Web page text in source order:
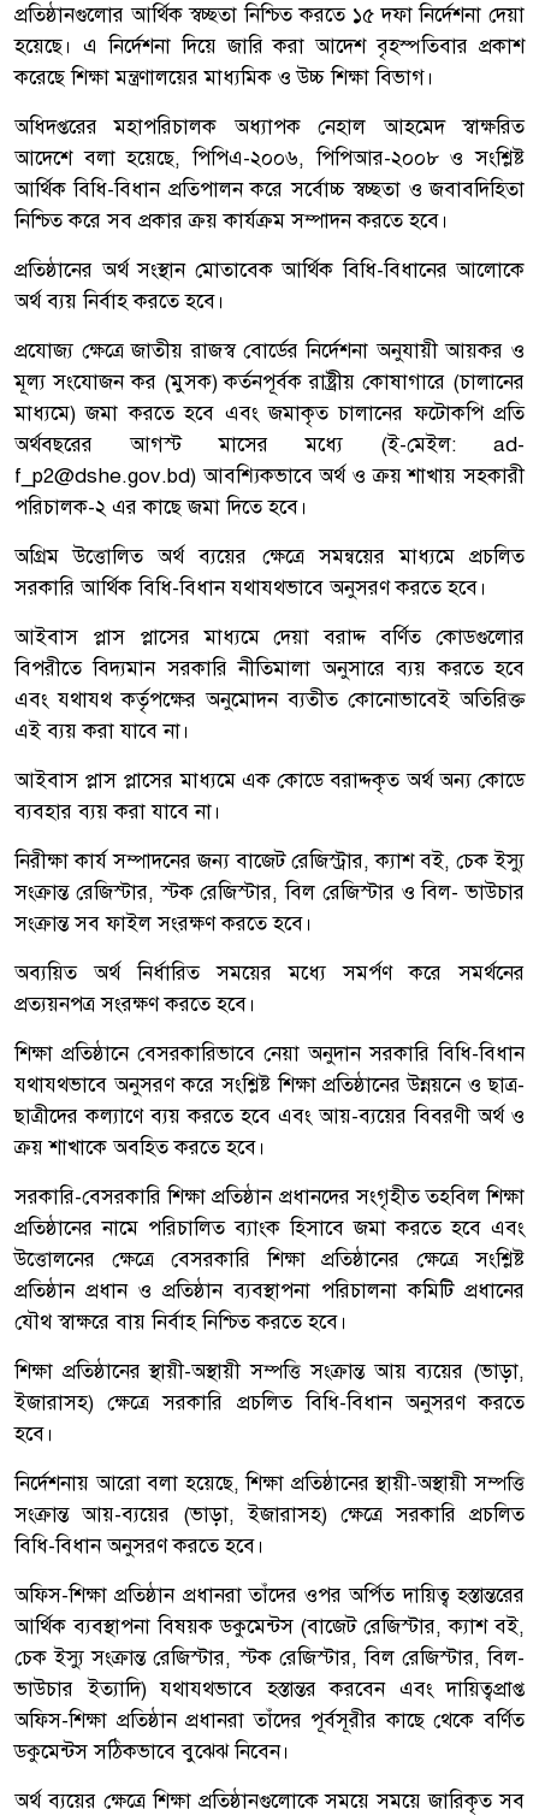
প্রতিষ্ঠানগুলোর আর্থিক স্বচ্ছতা নিশ্চিত করতে ১৫ দফা নির্দেশনা দেয়া
হয়েছে। এ নির্দেশনা দিয়ে জারি করা আদেশ বৃহস্পতিবার প্রকাশ
করেছে শিক্ষা মন্ত্রণালয়ের মাধ্যমিক ও উচ্চ শিক্ষা বিভাগ।
অধিদপ্তরের মহাপরিচালক অধ্যাপক নেহাল আহমেদ স্বাক্ষরিত
আদেশে বলা হয়েছে, পিপিএ-২০০৬, পিপিআর-২০০৮ ও সংশ্লিষ্ট
আর্থিক বিধি-বিধান প্রতিপালন করে সর্বোচ্চ স্বচ্ছতা ও জবাবদিহিতা
নিশ্চিত করে সব প্রকার ক্রয় কার্যক্রম সম্পাদন করতে হবে।
প্রতিষ্ঠানের অর্থ সংস্থান মোতাবেক আর্থিক বিধি-বিধানের আলোকে
অর্থ ব্যয় নির্বাহ করতে হবে।
প্রযোজ্য ক্ষেত্রে জাতীয় রাজস্ব বোর্ডের নির্দেশনা অনুযায়ী আয়কর ও
মূল্য সংযোজন কর (মুসক) কর্তনপূর্বক রাষ্ট্রীয় কোষাগারে (চালানের
মাধ্যমে) জমা করতে হবে এবং জমাকৃত চালানের ফটোকপি প্রতি
অর্থবছরের আগস্ট মাসের মধ্যে (ই-মেইল: ad-
f_p2@dshe.gov.bd) আবশ্যিকভাবে অর্থ ও ক্রয় শাখায় সহকারী
পরিচালক-২ এর কাছে জমা দিতে হবে।
অগ্রিম উত্তোলিত অর্থ ব্যয়ের ক্ষেত্রে সমন্বয়ের মাধ্যমে প্রচলিত
সরকারি আর্থিক বিধি-বিধান যথাযথভাবে অনুসরণ করতে হবে।
আইবাস প্লাস প্লাসের মাধ্যমে দেয়া বরাদ্দ বর্ণিত কোডগুলোর
বিপরীতে বিদ্যমান সরকারি নীতিমালা অনুসারে ব্যয় করতে হবে
এবং যথাযথ কর্তৃপক্ষের অনুমোদন ব্যতীত কোনোভাবেই অতিরিক্ত
এই ব্যয় করা যাবে না।
আইবাস প্লাস প্লাসের মাধ্যমে এক কোডে বরাদ্দকৃত অর্থ অন্য কোডে
ব্যবহার ব্যয় করা যাবে না।
নিরীক্ষা কার্য সম্পাদনের জন্য বাজেট রেজিস্ট্রার, ক্যাশ বই, চেক ইস্যু
সংক্রান্ত রেজিস্টার, স্টক রেজিস্টার, বিল রেজিস্টার ও বিল- ভাউচার
সংক্রান্ত সব ফাইল সংরক্ষণ করতে হবে।
অব্যয়িত অর্থ নির্ধারিত সময়ের মধ্যে সমর্পণ করে সমর্থনের
প্রত্যয়নপত্র সংরক্ষণ করতে হবে।
শিক্ষা প্রতিষ্ঠানে বেসরকারিভাবে নেয়া অনুদান সরকারি বিধি-বিধান
যথাযথভাবে অনুসরণ করে সংশ্লিষ্ট শিক্ষা প্রতিষ্ঠানের উন্নয়নে ও ছাত্র-
ছাত্রীদের কল্যাণে ব্যয় করতে হবে এবং আয়-ব্যয়ের বিবরণী অর্থ ও
ক্রয় শাখাকে অবহিত করতে হবে।
সরকারি-বেসরকারি শিক্ষা প্রতিষ্ঠান প্রধানদের সংগৃহীত তহবিল শিক্ষা
প্রতিষ্ঠানের নামে পরিচালিত ব্যাংক হিসাবে জমা করতে হবে এবং
উত্তোলনের ক্ষেত্রে বেসরকারি শিক্ষা প্রতিষ্ঠানের ক্ষেত্রে সংশ্লিষ্ট
প্রতিষ্ঠান প্রধান ও প্রতিষ্ঠান ব্যবস্থাপনা পরিচালনা কমিটি প্রধানের
যৌথ স্বাক্ষরে বায় নির্বাহ নিশ্চিত করতে হবে।
শিক্ষা প্রতিষ্ঠানের স্থায়ী-অস্থায়ী সম্পত্তি সংক্রান্ত আয় ব্যয়ের (ভাড়া,
ইজারাসহ) ক্ষেত্রে সরকারি প্রচলিত বিধি-বিধান অনুসরণ করতে
হবে।
নির্দেশনায় আরো বলা হয়েছে, শিক্ষা প্রতিষ্ঠানের স্থায়ী-অস্থায়ী সম্পত্তি
সংক্রান্ত আয়-ব্যয়ের (ভাড়া, ইজারাসহ) ক্ষেত্রে সরকারি প্রচলিত
বিধি-বিধান অনুসরণ করতে হবে।
অফিস-শিক্ষা প্রতিষ্ঠান প্রধানরা তাঁদের ওপর অর্পিত দায়িত্ব হস্তান্তরের
আর্থিক ব্যবস্থাপনা বিষয়ক ডকুমেন্টস (বাজেট রেজিস্টার, ক্যাশ বই,
চেক ইস্যু সংক্রান্ত রেজিস্টার, স্টক রেজিস্টার, বিল রেজিস্টার, বিল-
ভাউচার ইত্যাদি) যথাযথভাবে হস্তান্তর করবেন এবং দায়িত্বপ্রাপ্ত
অফিস-শিক্ষা প্রতিষ্ঠান প্রধানরা তাঁদের পূর্বসূরীর কাছে থেকে বর্ণিত
ডকুমেন্টস সঠিকভাবে বুঝেঝ নিবেন।
অর্থ ব্যয়ের ক্ষেত্রে শিক্ষা প্রতিষ্ঠানগুলোকে সময়ে সময়ে জারিকৃত সব